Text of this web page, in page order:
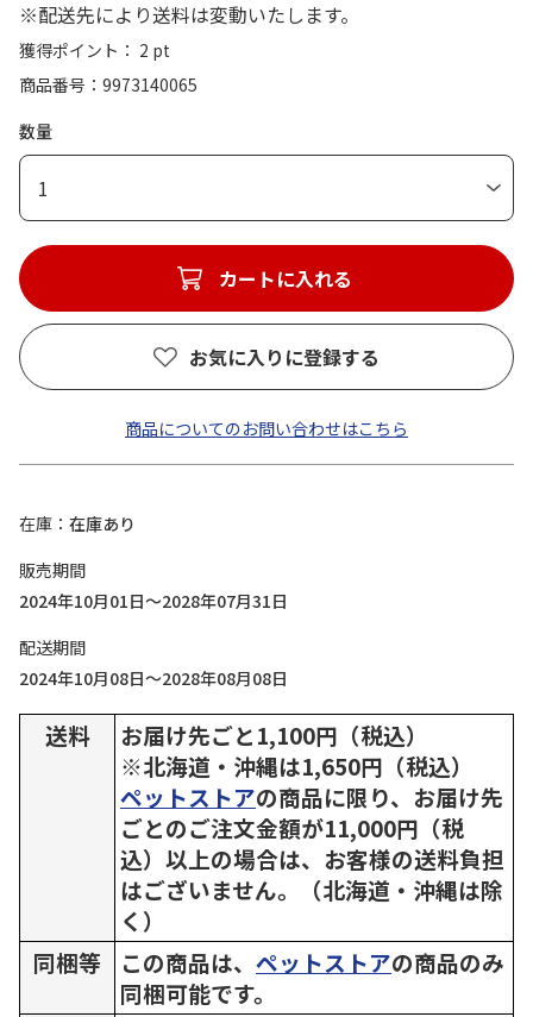
※配送先により送料は変動いたします。
獲得ポイント： 2 pt
商品番号
9973140065
数量
1
カートに入れる
お気に入りに登録する
商品についてのお問い合わせはこちら
在庫
在庫あり
販売期間
2024年10月01日～2028年07月31日
配送期間
2024年10月08日～2028年08月08日
送料
お届け先ごと1,100円（税込）
※北海道・沖縄は1,650円（税込）
ペットストアの商品に限り、お届け先
ごとのご注文金額が11,000円（税
込）以上の場合は、お客様の送料負担
はございません。（北海道・沖縄は除
く）
同梱等
この商品は、 ペットストアの商品のみ
同梱可能です。